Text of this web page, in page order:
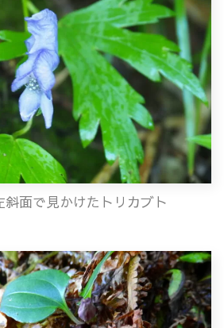
斜面で見かけたトリカブト